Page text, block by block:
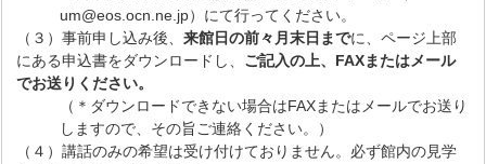
um@eos.ocn.ne.jp）にて行ってください。
（３）事前申し込み後、来館日の前々月末日までに、ページ上部
にある申込書をダウンロードし、 ご記入の上、 FAXまたはメール
でお送りください。
（＊ダウンロードできない場合はFAXまたはメールでお送り
しますので、その旨ご連絡ください。）
（４）講話のみの希望は受け付けておりません。必ず館内の見学